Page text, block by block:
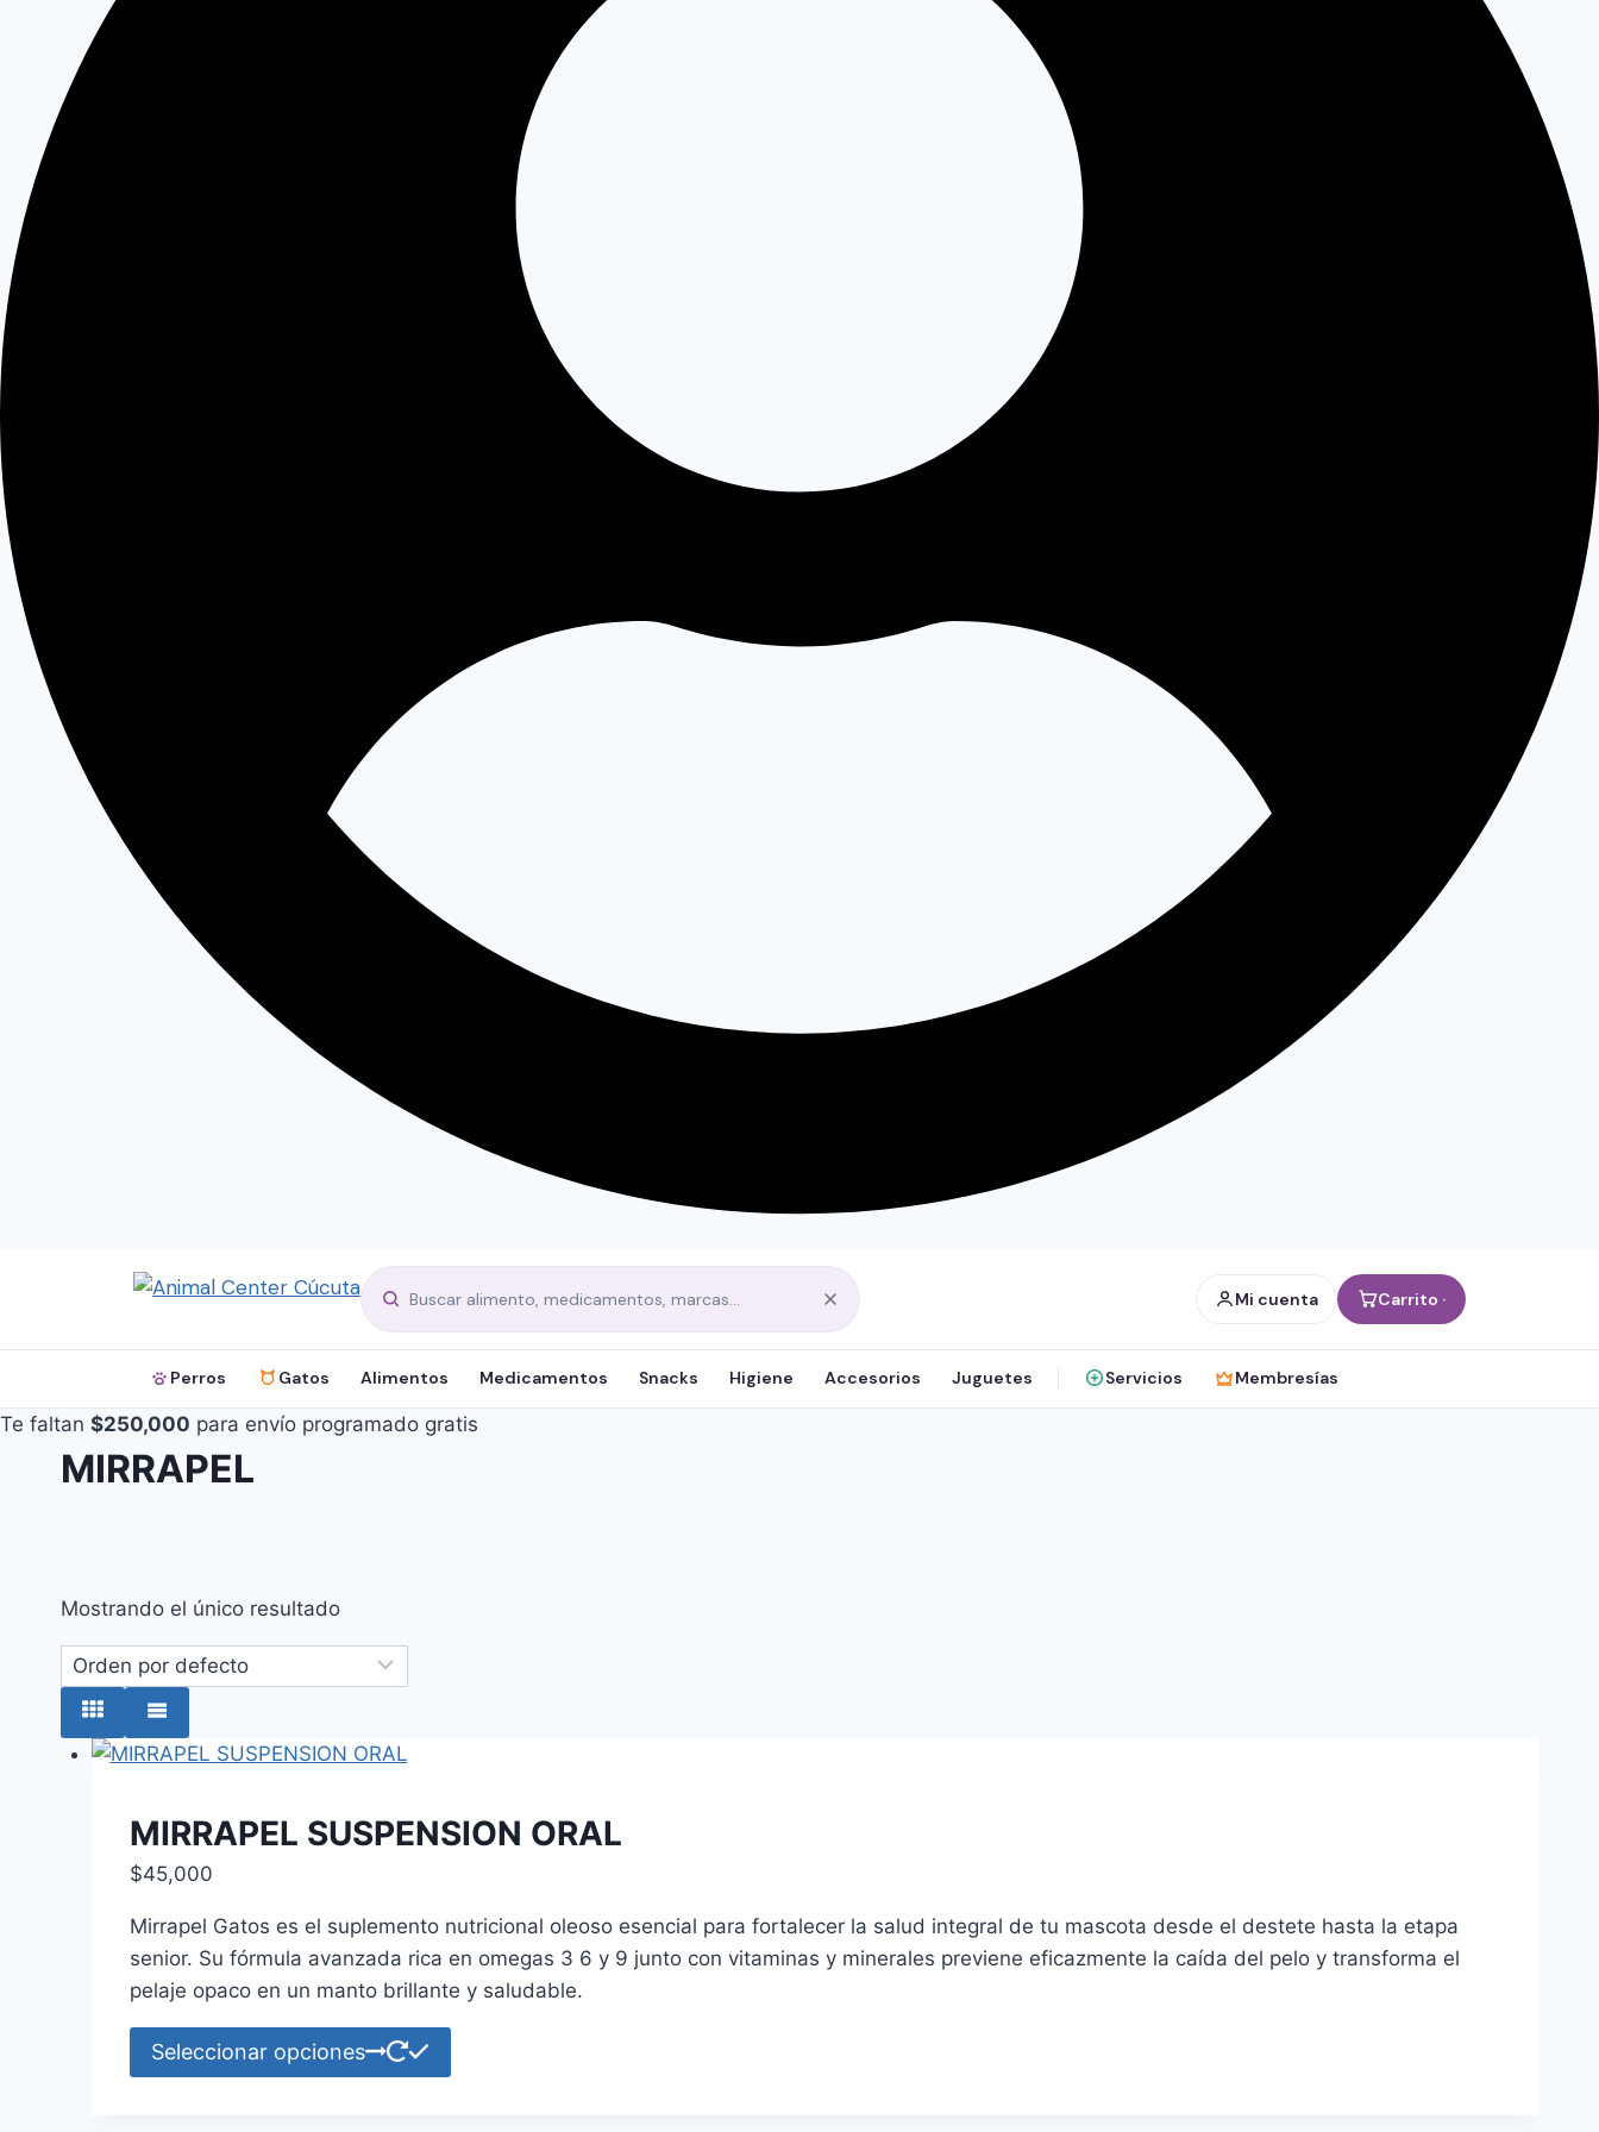
Mi cuenta Carrito ·
Perros Gatos Alimentos Medicamentos Snacks Higiene Accesorios Juguetes Servicios Membresías
Te faltan $250,000 para envío programado gratis
MIRRAPEL
Mostrando el único resultado
MIRRAPEL SUSPENSION ORAL
$45,000
Mirrapel Gatos es el suplemento nutricional oleoso esencial para fortalecer la salud integral de tu mascota desde el destete hasta la etapa
senior. Su fórmula avanzada rica en omegas 3 6 y 9 junto con vitaminas y minerales previene eficazmente la caída del pelo y transforma el
pelaje opaco en un manto brillante y saludable.
Seleccionar opciones
producto